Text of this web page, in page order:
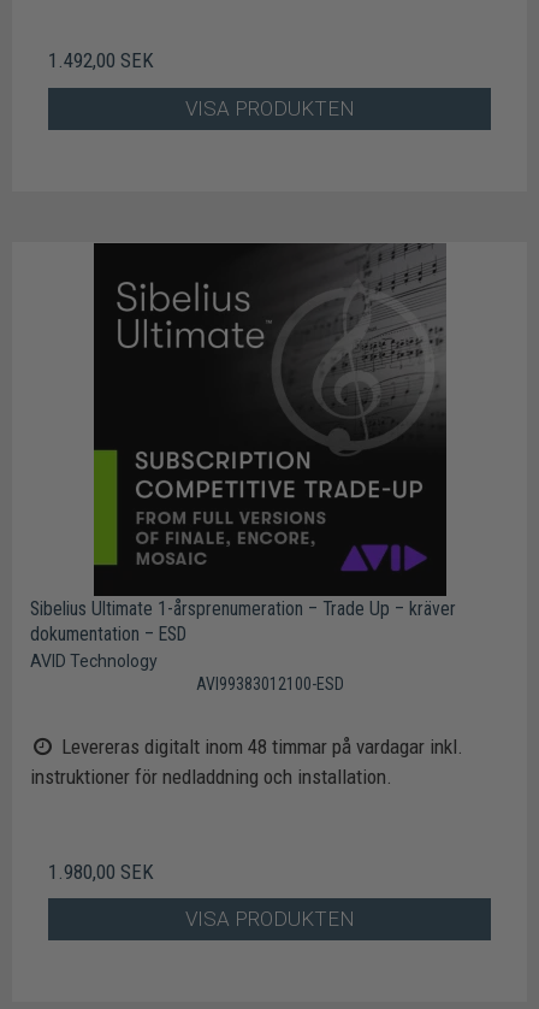
1.492,00 SEK
VISA PRODUKTEN
Sibelius Ultimate 1-årsprenumeration – Trade Up – kräver
dokumentation – ESD
AVID Technology
AVI99383012100-ESD
Levereras digitalt inom 48 timmar på vardagar inkl.
instruktioner för nedladdning och installation.
1.980,00 SEK
VISA PRODUKTEN